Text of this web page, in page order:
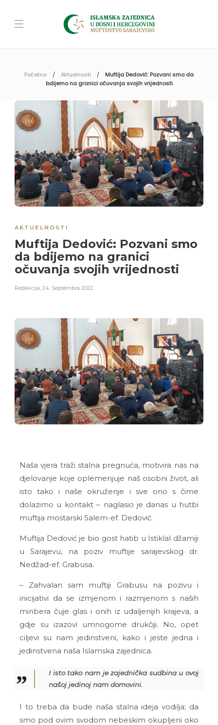
Početna Aktuelnosti
Muftija Dedović: Pozvani smo da
bdijemo na granici očuvanja svojih vrijednosti
AKTUELNOSTI
Muftija Dedović: Pozvani smo
da bdijemo na granici
očuvanja svojih vrijednosti
Redakcija, 24. Septembra 2022.
Naša vjera traži stalna pregnuća, motivira nas na
djelovanje koje oplemenjuje naš osobni život, ali
isto tako i naše okruženje i sve ono s čime
dolazimo u kontakt – naglasio je danas u hutbi
muftija mostarski Salem-ef. Dedović.
Muftija Dedović je bio gost hatib u Istiklal džamiji
u Sarajevu, na poziv muftije sarajevskog dr.
Nedžad-ef. Grabusa.
– Zahvalan sam muftiji Grabusu na pozivu i
inicijativi da se izmjenom i razmjenom s naših
minbera čuje glas i onih iz udaljenijih krajeva, a
gdje su izazovi umnogome drukčiji. No, opet
ciljevi su nam jedinstveni, kako i jeste jedna i
jedinstvena naša Islamska zajednica.
I isto tako nam je zajednička sudbina u ovoj
našoj jedinoj nam domovini.
I to treba da bude naša stalna ideja vodilja; da
smo pod ovim svodom nebeskim okupljeni oko